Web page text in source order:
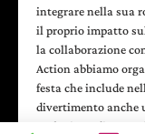
integrare nella sua
il proprio impatto
la collaborazione
Action abbiamo
festa che include
divertimento anche
ecologico e di